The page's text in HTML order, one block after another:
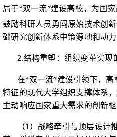
局于“双一流”建设高校，为国
鼓励科研人员勇闯原始技术创新
础研究创新体系中策源地和动
2.结构重塑：组织变革实现
在“双一流”建设引领下，
特征的现代大学组织支撑体系
主动响应国家重大需求的创新枢
（1 ）战略牵引与顶层设计